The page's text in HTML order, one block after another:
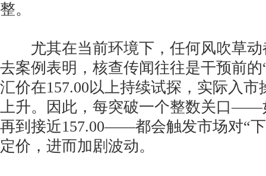
整。
尤其在当前环境下，任何风吹草动
去案例表明，核查传闻往往是干预前
汇价在157.00以上持续试探，实际入
上升。因此，每突破一个整数关口——
再到接近157.00——都会触发市场对“
定价，进而加剧波动。